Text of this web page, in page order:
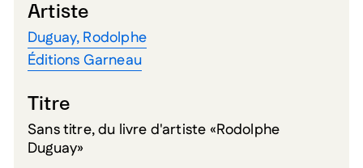
Artiste
Duguay, Rodolphe
Éditions Garneau
Titre
Sans titre, du livre d'artiste «Rodolphe
Duguay»